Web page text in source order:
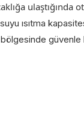
ulaştığında
suyu ısıtma
güvenle